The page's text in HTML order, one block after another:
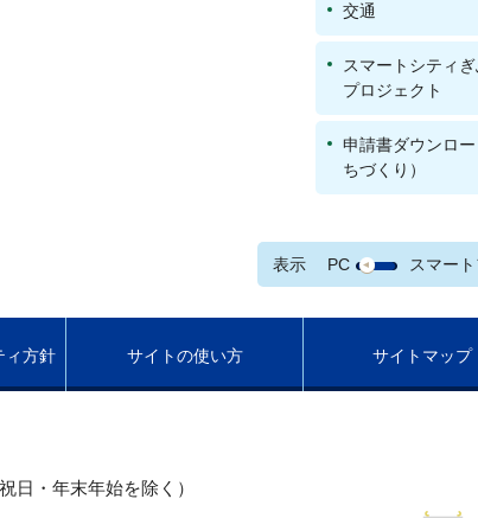
交通
スマートシティ
プロジェクト
申請書ダウンロー
ちづくり）
表示 PC スマー
ィ方針 サイトの使い方 サイトマップ
・年末年始を除く）